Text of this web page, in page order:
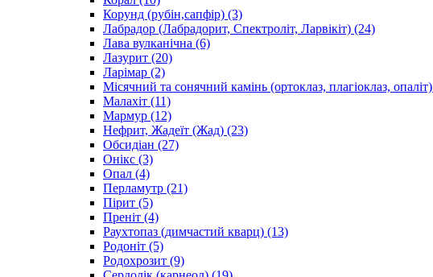
Корунд (рубін,сапфір) (3)
Лабрадор (Лабрадорит, Спектроліт, Ларвікіт) (24)
Лава вулканічна (6)
Лазурит (20)
Ларімар (2)
Місячний та сонячний камінь (ортоклаз, плагіоклаз, опаліт)
Малахіт (11)
Мармур (12)
Нефрит, Жадеїт (Жад) (23)
Обсидіан (27)
Онікс (3)
Опал (4)
Перламутр (21)
Пірит (5)
Преніт (4)
Раухтопаз (димчастий кварц) (13)
Родоніт (5)
Родохрозит (9)